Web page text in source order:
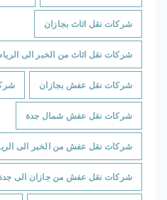
شركات نقل اثاث بجازان
شركات نقل اثاث من الخبر الى
شركات نقل عفش بجازان
شركات نقل عفش شمال جدة
شركات نقل عفش من الخبر الى
شركات نقل عفش من جازان الى